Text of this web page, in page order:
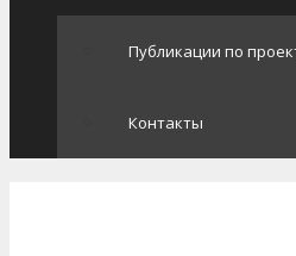
Публикации по
Контакты